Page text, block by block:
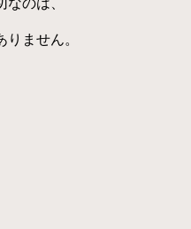
りません。